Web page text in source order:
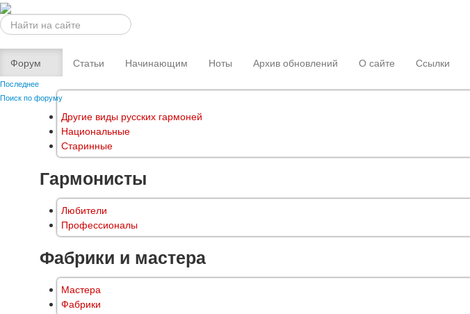
Искать...
Форум
Последнее
Поиск по форуму
Статьи Начинающим Ноты Архив обновлений О сайте Ссылки
Другие виды русских гармоней
Национальные
Старинные
Гармонисты
Любители
Профессионалы
Фабрики и мастера
Мастера
Фабрики